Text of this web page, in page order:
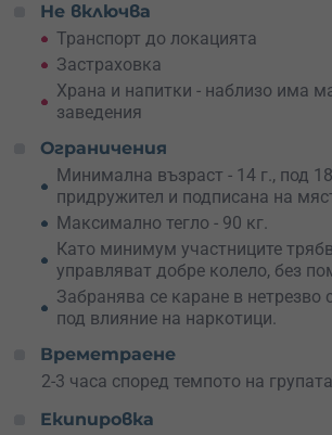
Не включва
Транспорт до локацията
Застраховка
Храна и напитки - наблизо има
заведения
Ограничения
Минимална възраст - 14 г., под
придружител и подписана на
Максимално тегло - 90 кг.
Като минимум участниците
управляват добре колело, без
Забранява се каране в нетрезво
под влияние на наркотици.
Времетраене
2-3 часа според темпото на
Екипировка